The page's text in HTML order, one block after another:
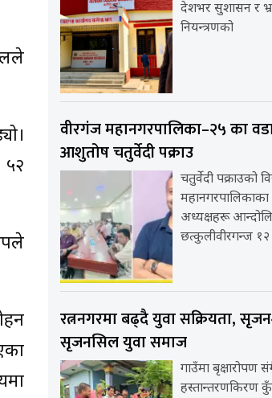
५२
देशभर सुशासन र
नियन्त्रणको
वीरगंज महानगरपालिका–२५ का
आशुतोष चतुर्वेदी पक्राउ
चतुर्वेदी पक्राउको
महानगरपालिकाका
अध्यक्षहरू
छत्कुलीवीरगन्ज १२
रत्ननगरमा बढ्दै युवा सक्रियता,
सृजनसिल युवा समाज
गाउँमा बृक्षारोपण
हस्तान्तरणकिरण